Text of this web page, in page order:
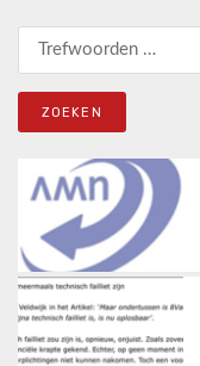
Zoeken naar: